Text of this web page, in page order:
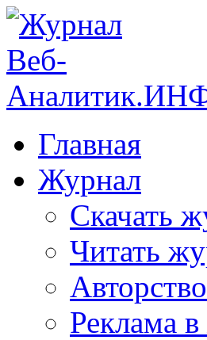
Главная
Журнал
Скачать
Читать
Реклама